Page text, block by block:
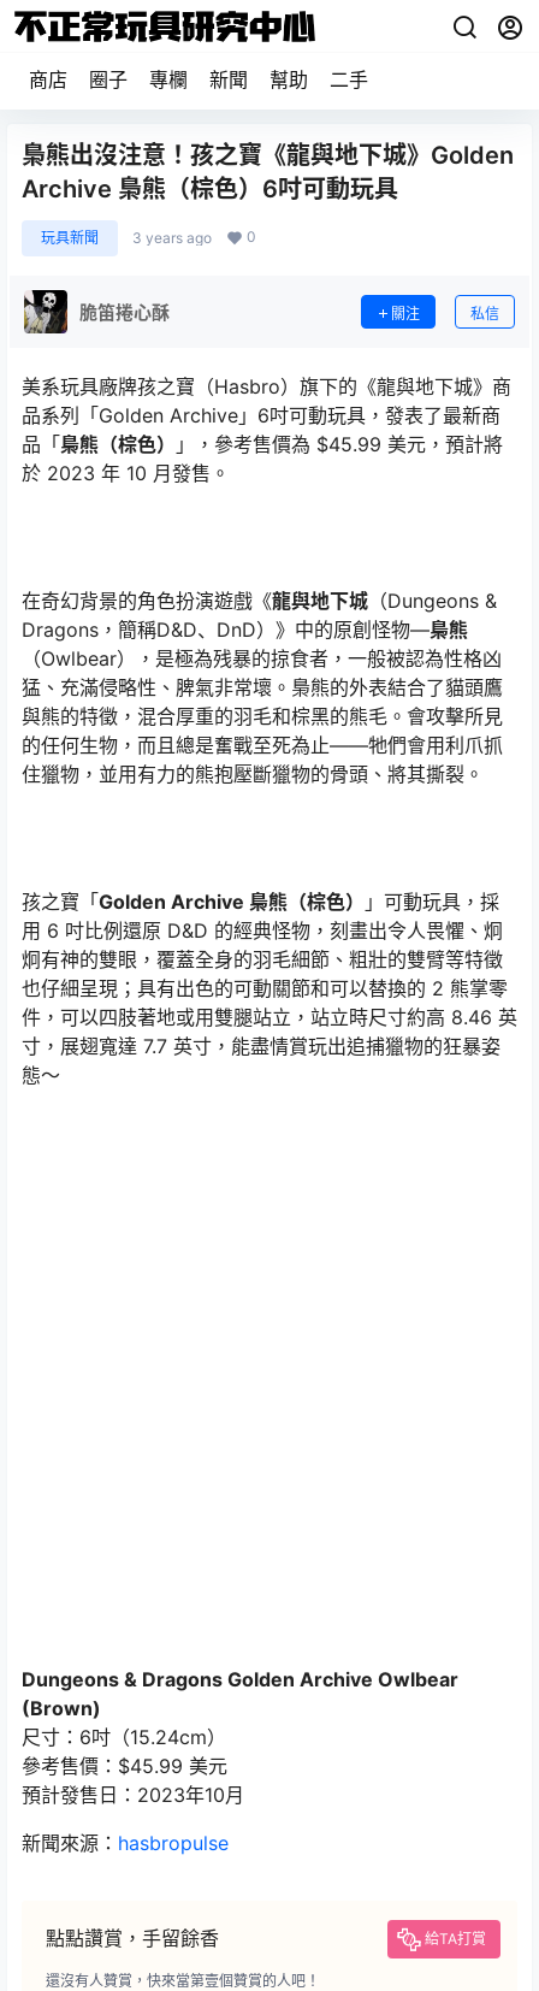
商店 圈子 專欄 新聞 幫助 二手
梟熊出沒注意！孩之寶《龍與地下城》Golden
Archive 梟熊（棕色）6吋可動玩具
玩具新聞 3 years ago 0
脆笛捲心酥 關注 私信
美系玩具廠牌孩之寶（Hasbro）旗下的《龍與地下城》商
品系列「Golden Archive」6吋可動玩具，發表了最新商
品「梟熊（棕色）
」，參考售價為 $45.99 美元，預計將
於 2023 年 10 月發售。
在奇幻背景的角色扮演遊戲《龍與地下城 （Dungeons &
Dragons，簡稱D&D、DnD）》中的原創怪物—梟熊
（Owlbear），是極為残暴的掠食者，一般被認為性格凶
猛、充滿侵略性、脾氣非常壞。梟熊的外表結合了貓頭鷹
與熊的特徵，混合厚重的羽毛和棕黑的熊毛。會攻擊所見
的任何生物，而且總是奮戰至死為止——牠們會用利爪抓
住獵物，並用有力的熊抱壓斷獵物的骨頭、將其撕裂。
孩之寶「Golden Archive 梟熊（棕色）
」可動玩具，採
用 6 吋比例還原 D&D 的經典怪物，刻畫出令人畏懼、炯
炯有神的雙眼，覆蓋全身的羽毛細節、粗壯的雙臂等特徵
也仔細呈現；具有出色的可動關節和可以替換的 2 熊掌零
件，可以四肢著地或用雙腿站立，站立時尺寸約高 8.46 英
寸，展翅寬達 7.7 英寸，能盡情賞玩出追捕獵物的狂暴姿
態～
Dungeons & Dragons Golden Archive Owlbear
(Brown)
尺寸：6吋（15.24cm）
參考售價：$45.99 美元
預計發售日：2023年10月
新聞來源： hasbropulse
點點讚賞，手留餘香 給TA打賞
還沒有人贊賞，快來當第壹個贊賞的人吧！